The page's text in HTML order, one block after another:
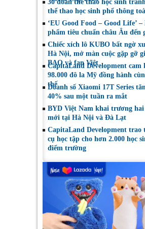
30 đoàn thể thao học sinh
thể thao học sinh phổ thông
‘EU Good Food – Good Life’ –
phẩm tiêu chuẩn châu Âu đến
Chiếc xích lô KUBO bất ngờ
Hà Nội, mở màn cuộc gặp gỡ
BAO và fan Việt
CapitaLand Development
98.000 đô la Mỹ đồng hành
thế
Doanh số Xiaomi 17T Series
40% sau một tuần ra mắt
BYD Việt Nam khai trương hai
mới tại Hà Nội và Đà Lạt
CapitaLand Development trao
cụ học tập cho hơn 2.000 học
điểm trường